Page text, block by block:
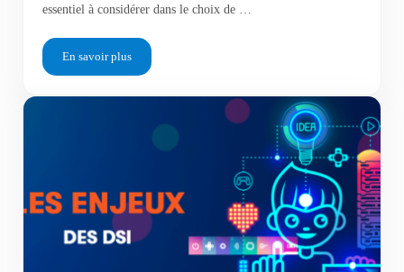
essentiel à considérer dans le choix de …
En savoir plusSystème d’exploitation d’un smartphone : rôle, classification